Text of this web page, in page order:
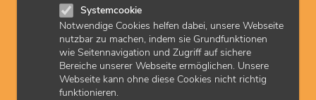
Systemcookie
Notwendige Cookies helfen dabei, unsere Webseite
nutzbar zu machen, indem sie Grundfunktionen
wie Seitennavigation und Zugriff auf sichere
Bereiche unserer Webseite ermöglichen. Unsere
Webseite kann ohne diese Cookies nicht richtig
funktionieren.
Neue Sprechzeiten? Geänderte E-Mail-Adresse? Melden Sie es
der KVH, damit Ihre Patienten Sie immer gut erreichen.